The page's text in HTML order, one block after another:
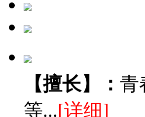
【擅长】： 青
等...[详细]